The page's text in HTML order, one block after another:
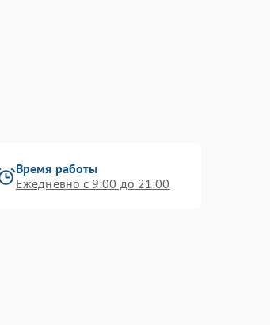
Время работы
Ежедневно с 9:00 до 21:00